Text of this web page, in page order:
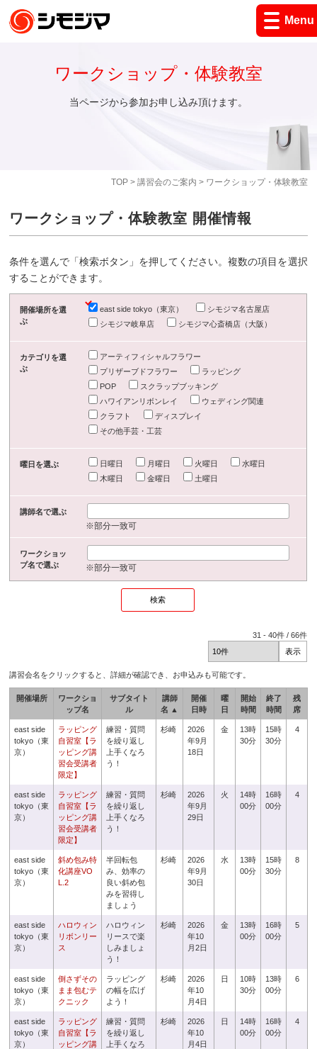
Menu
TOP> 講習会のご案内 > ワークショップ・体験教室
ワークショップ・体験教室
当ページから参加お申し込み頂けます。
ワークショップ・体験教室 開催情報
条件を選んで「検索ボタン」を押してください。複数の項目を選択
することができます。
開催場所を選
ぶ
east side tokyo（東京）
シモジマ名古屋店
シモジマ岐阜店
シモジマ心斎橋店（大阪）
カテゴリを選
ぶ
アーティフィシャルフラワー
プリザーブドフラワー
ラッピング
POP
スクラップブッキング
ハワイアンリボンレイ
ウェディング関連
クラフト
ディスプレイ
その他手芸・工芸
曜日を選ぶ 日曜日 月曜日 火曜日
水曜日
木曜日
金曜日 土曜日
講師名で選ぶ
※部分一致可
ワークショッ
プ名で選ぶ
※部分一致可
31 -40件 /66件
講習会名をクリックすると、詳細が確認でき、お申込みも可能です。
開催場所
ワークショ
ップ名
サブタイト
ル
講師
名 ▲
開催
日時
曜
日
開始
時間
終了
時間
残
席
east side
tokyo（東
京）
ラッピング
自習室【ラ
ッピング講
習会受講者
限定】
練習・質問
を繰り返し
上手くなろ
う！
杉崎
2026
年9月
18日
金
13時
30分
15時
30分
4
east side
tokyo（東
京）
ラッピング
自習室【ラ
ッピング講
習会受講者
限定】
練習・質問
を繰り返し
上手くなろ
う！
杉崎
2026
年9月
29日
火
14時
00分
16時
00分
4
east side
tokyo（東
京）
斜め包み特
化講座VO
L.2
半回転包
み、効率の
良い斜め包
みを習得し
ましょう
杉崎
2026
年9月
30日
水
13時
00分
15時
30分
8
east side
tokyo（東
京）
ハロウィン
リボンリー
ス
ハロウィン
リースで楽
しみましょ
う！
杉崎
2026
年10
月2日
金
13時
00分
16時
00分
5
east side
tokyo（東
京）
倒さずその
まま包むテ
クニック
ラッピング
の幅を広げ
よう！
杉崎
2026
年10
月4日
日
10時
30分
13時
00分
6
east side
tokyo（東
京）
ラッピング
自習室【ラ
ッピング講
練習・質問
を繰り返し
上手くなろ
杉崎
2026
年10
月4日
日
14時
00分
16時
00分
4